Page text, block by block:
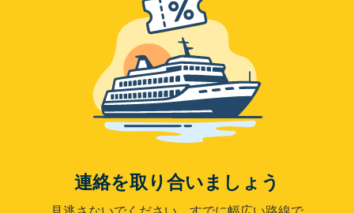
連絡を取り合いましょう